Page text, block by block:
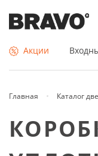
Акции
Входные
Двери
Главная Каталог